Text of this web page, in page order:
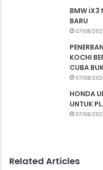
BMW iX3
BARU
07/08/
KOCHI
CUBA
07/08/
HONDA
UNTUK
07/08/
Related Articles